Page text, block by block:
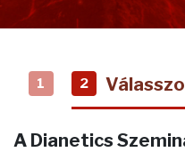
1 2
A Dianetics